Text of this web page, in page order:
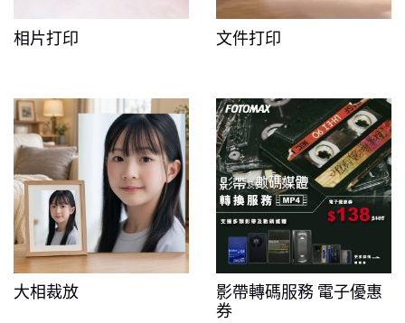
相片打印 文件打印
大相裁放
影帶轉碼服務 電子優惠
券